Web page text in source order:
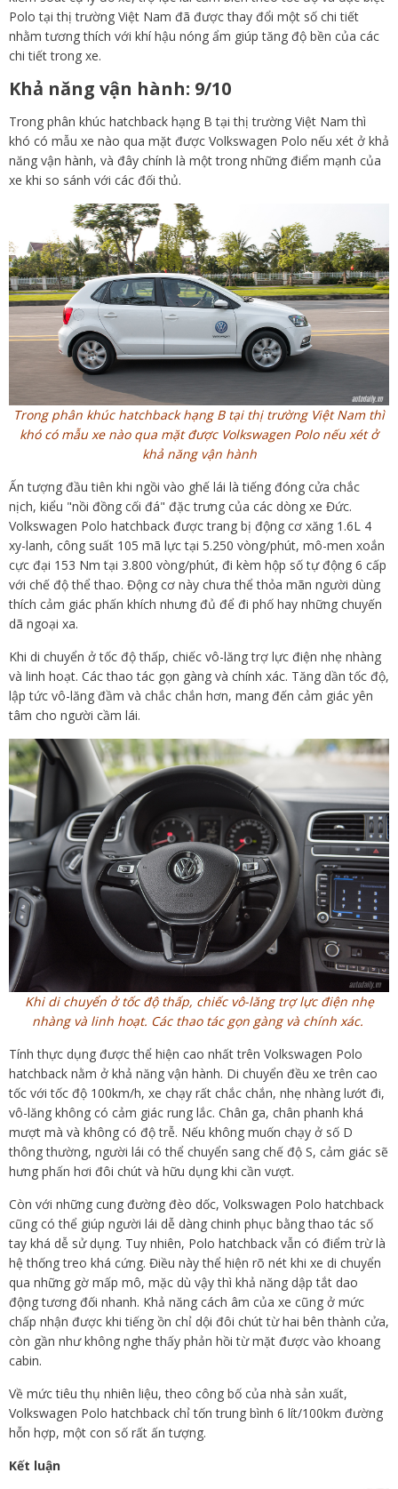
Polo tại thị trường Việt Nam đã được thay đổi một số chi tiết
nhằm tương thích với khí hậu nóng ẩm giúp tăng độ bền của các
chi tiết trong xe.
Khả năng vận hành: 9/10
Trong phân khúc hatchback hạng B tại thị trường Việt Nam thì
khó có mẫu xe nào qua mặt được Volkswagen Polo nếu xét ở khả
năng vận hành, và đây chính là một trong những điểm mạnh của
xe khi so sánh với các đối thủ.
Trong phân khúc hatchback hạng B tại thị trường Việt Nam thì
khó có mẫu xe nào qua mặt được Volkswagen Polo nếu xét ở
khả năng vận hành
Ấn tượng đầu tiên khi ngồi vào ghế lái là tiếng đóng cửa chắc
nịch, kiểu "nồi đồng cối đá" đặc trưng của các dòng xe Đức.
Volkswagen Polo hatchback được trang bị động cơ xăng 1.6L 4
xy-lanh, công suất 105 mã lực tại 5.250 vòng/phút, mô-men xoắn
cực đại 153 Nm tại 3.800 vòng/phút, đi kèm hộp số tự động 6 cấp
với chế độ thể thao. Động cơ này chưa thể thỏa mãn người dùng
thích cảm giác phấn khích nhưng đủ để đi phố hay những chuyến
dã ngoại xa.
Khi di chuyển ở tốc độ thấp, chiếc vô-lăng trợ lực điện nhẹ nhàng
và linh hoạt. Các thao tác gọn gàng và chính xác. Tăng dần tốc độ,
lập tức vô-lăng đầm và chắc chắn hơn, mang đến cảm giác yên
tâm cho người cầm lái.
Khi di chuyển ở tốc độ thấp, chiếc vô-lăng trợ lực điện nhẹ
nhàng và linh hoạt. Các thao tác gọn gàng và chính xác.
Tính thực dụng được thể hiện cao nhất trên Volkswagen Polo
hatchback nằm ở khả năng vận hành. Di chuyển đều xe trên cao
tốc với tốc độ 100km/h, xe chạy rất chắc chắn, nhẹ nhàng lướt đi,
vô-lăng không có cảm giác rung lắc. Chân ga, chân phanh khá
mượt mà và không có độ trễ. Nếu không muốn chạy ở số D
thông thường, người lái có thể chuyển sang chế độ S, cảm giác sẽ
hưng phấn hơi đôi chút và hữu dụng khi cần vượt.
Còn với những cung đường đèo dốc, Volkswagen Polo hatchback
cũng có thể giúp người lái dễ dàng chinh phục bằng thao tác số
tay khá dễ sử dụng. Tuy nhiên, Polo hatchback vẫn có điểm trừ là
hệ thống treo khá cứng. Điều này thể hiện rõ nét khi xe di chuyển
qua những gờ mấp mô, mặc dù vậy thì khả năng dập tắt dao
động tương đối nhanh. Khả năng cách âm của xe cũng ở mức
chấp nhận được khi tiếng ồn chỉ dội đôi chút từ hai bên thành cửa,
còn gần như không nghe thấy phản hồi từ mặt được vào khoang
cabin.
Về mức tiêu thụ nhiên liệu, theo công bố của nhà sản xuất,
Volkswagen Polo hatchback chỉ tốn trung bình 6 lít/100km đường
hỗn hợp, một con số rất ấn tượng.
Kết luận